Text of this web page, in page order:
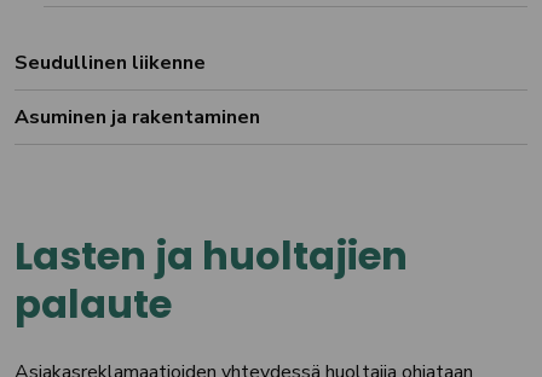
Seudullinen liikenne
Asuminen ja rakentaminen
Lasten ja huoltajien
palaute